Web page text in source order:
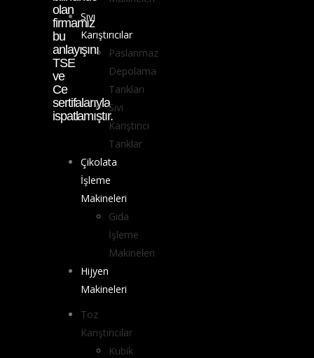
olan
firmamız
bu
anlayışını
TSE
ve
Ce
sertifalarıyla
ispatlamıştır.
Sıvı
Karıştırıcılar
Paslanmaz
Depolama
Tankları
Sıvı
Karıştırıcı
Tanklar
Çikolata
İşleme
Makineleri
Gıda
İşleme
Makineleri
Hijyen
Makineleri
Toz
Karıştırıcılar
Kübik